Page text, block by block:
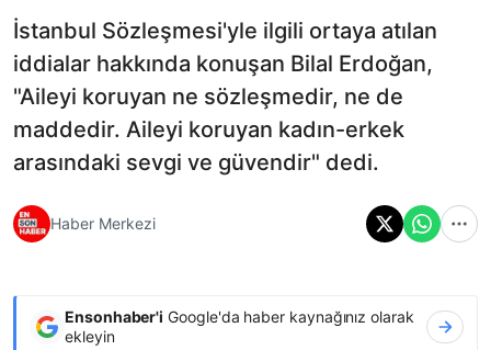
İstanbul Sözleşmesi'yle ilgili ortaya atılan
iddialar hakkında konuşan Bilal Erdoğan,
"Aileyi koruyan ne sözleşmedir, ne de
maddedir. Aileyi koruyan kadın-erkek
arasındaki sevgi ve güvendir" dedi.
Haber Merkezi
Ensonhaber'i Google'da haber kaynağınız olarak
ekleyin